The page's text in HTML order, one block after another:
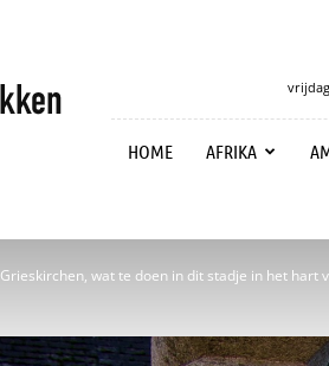
HOME AFRIKA
Grieskirchen, wat te doen in dit stadje in het hart